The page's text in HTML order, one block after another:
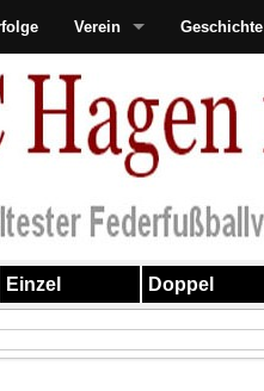
Verein Geschichte
Einzel Doppel